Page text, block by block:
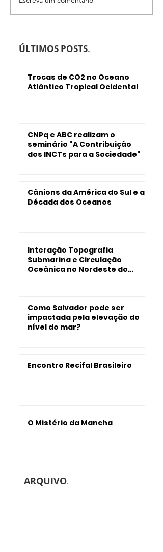
Submarina e
no Nordeste do Brasil
ÚLTIMOS POSTS.
Trocas de CO2 no Oceano
Atlântico Tropical Ocidental
CNPq e ABC realizam o
seminário "A Contribuição
dos INCTs para a Sociedade"
Cânions da América do Sul e a
Década dos Oceanos
Interação Topografia
Submarina e Circulação
Oceânica no Nordeste do
Como Salvador pode ser
impactada pela elevação do
nível do mar?
Encontro Recifal Brasileiro
O Mistério da Mancha
ARQUIVO.